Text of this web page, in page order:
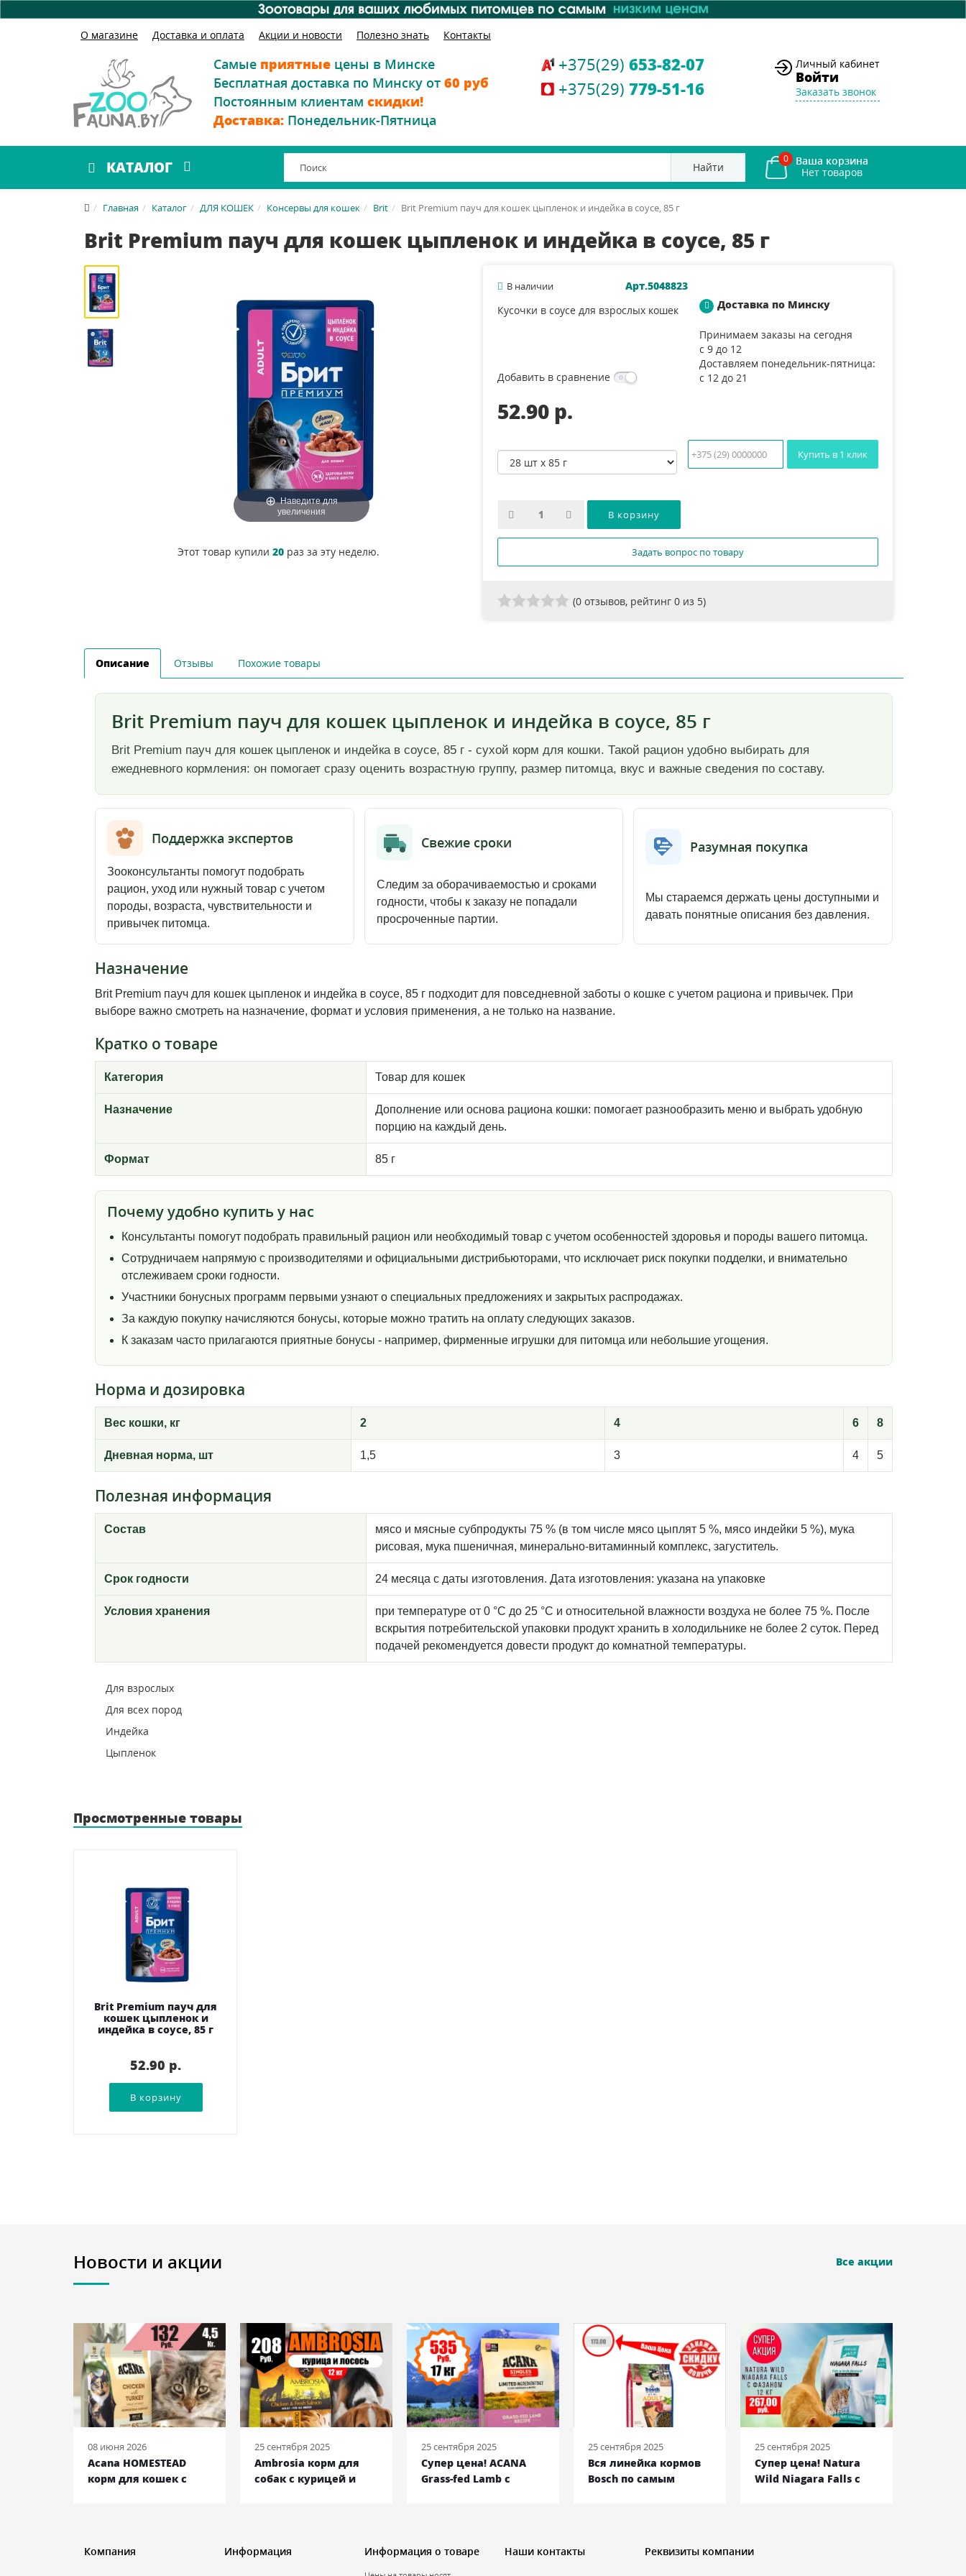
О магазине Доставка и оплата Акции и новости Полезно знать Контакты
Самые приятные цены в Минске
Бесплатная доставка по Минску от 60 руб
Постоянным клиентам скидки!
Доставка: Понедельник-Пятница
+375(29) 653-82-07
+375(29) 779-51-16
Личный кабинет
Войти
Заказать звонок
КАТАЛОГ Найти
0 Ваша корзина
Главная Каталог ДЛЯ КОШЕК Консервы для кошек Brit Brit Premium пауч для кошек цыпленок и индейка в соусе, 85 г
Brit Premium пауч для кошек цыпленок и индейка в соусе, 85 г
Наведите для
увеличения
Этот товар купили 20раз за эту неделю.
В наличии
Арт.5048823
Кусочки в соусе для взрослых кошек
Добавить в сравнение
52.90 p.
Доставка по Минску
Принимаем заказы на сегодня
с 9 до 12
Доставляем понедельник-пятница:
с 12 до 21
Купить в 1 клик
Задать вопрос по товару
(0 отзывов, рейтинг 0 из 5)
Описание Отзывы Похожие товары
Brit Premium пауч для кошек цыпленок и индейка в соусе, 85 г
Brit Premium пауч для кошек цыпленок и индейка в соусе, 85 г - сухой корм для кошки. Такой рацион удобно выбирать для
ежедневного кормления: он помогает сразу оценить возрастную группу, размер питомца, вкус и важные сведения по составу.
Поддержка экспертов
Зооконсультанты помогут подобрать
рацион, уход или нужный товар с учетом
породы, возраста, чувствительности и
привычек питомца.
Свежие сроки
Следим за оборачиваемостью и сроками
годности, чтобы к заказу не попадали
просроченные партии.
Разумная покупка
Мы стараемся держать цены доступными и
давать понятные описания без давления.
Назначение
Brit Premium пауч для кошек цыпленок и индейка в соусе, 85 г подходит для повседневной заботы о кошке с учетом рациона и привычек. При
выборе важно смотреть на назначение, формат и условия применения, а не только на название.
Кратко о товаре
Категория Товар для кошек
Назначение
Дополнение или основа рациона кошки: помогает разнообразить меню и выбрать удобную
порцию на каждый день.
Формат 85 г
Почему удобно купить у нас
Консультанты помогут подобрать правильный рацион или необходимый товар с учетом особенностей здоровья и породы вашего питомца.
Сотрудничаем напрямую с производителями и официальными дистрибьюторами, что исключает риск покупки подделки, и внимательно
отслеживаем сроки годности.
Участники бонусных программ первыми узнают о специальных предложениях и закрытых распродажах.
За каждую покупку начисляются бонусы, которые можно тратить на оплату следующих заказов.
К заказам часто прилагаются приятные бонусы - например, фирменные игрушки для питомца или небольшие угощения.
Норма и дозировка
Вес кошки, кг 2 4 6 8
Дневная норма, шт 1,5 3 4 5
Полезная информация
Состав
мясо и мясные субпродукты 75 % (в том числе мясо цыплят 5 %, мясо индейки 5 %), мука
рисовая, мука пшеничная, минерально-витаминный комплекс, загуститель.
Срок годности 24 месяца с даты изготовления. Дата изготовления: указана на упаковке
Условия хранения
при температуре от 0 °С до 25 °С и относительной влажности воздуха не более 75 %. После
вскрытия потребительской упаковки продукт хранить в холодильнике не более 2 суток. Перед
подачей рекомендуется довести продукт до комнатной температуры.
Для взрослых
Для всех пород
Индейка
Цыпленок
Просмотренные товары
Brit Premium пауч для
кошек цыпленок и
индейка в соусе, 85 г
52.90 p.
Новости и акции Все акции
08 июня 2026
Acana HOMESTEAD
корм для кошек с
25 сентября 2025
Ambrosia корм для
собак с курицей и
25 сентября 2025
Супер цена! ACANA
Grass-fed Lamb с
25 сентября 2025
Вся линейка кормов
Bosch по самым
25 сентября 2025
Супер цена! Natura
Wild Niagara Falls c
Компания Информация Информация о товаре Наши контакты Реквизиты компании